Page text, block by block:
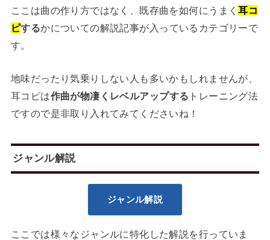
ここは曲の作り方ではなく、既存曲を如何にうまく耳コ
ピするかについての解説記事が入っているカテゴリーで
す。
地味だったり気乗りしない人も多いかもしれませんが、
耳コピは作曲が物凄くレベルアップする トレーニング法
ですので是非取り入れてみてくださいね！
ジャンル解説
ジャンル解説
ここでは様々なジャンルに特化した解説を行っていま